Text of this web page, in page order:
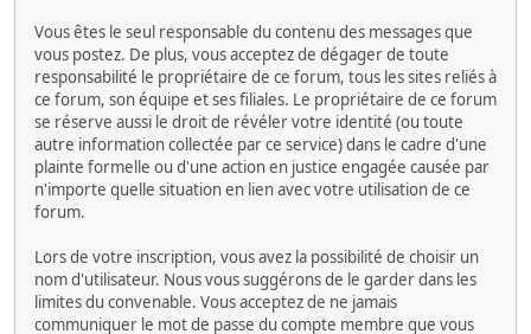
Vous êtes le seul responsable du contenu des messages que
vous postez. De plus, vous acceptez de dégager de toute
responsabilité le propriétaire de ce forum, tous les sites reliés à
ce forum, son équipe et ses filiales. Le propriétaire de ce forum
se réserve aussi le droit de révéler votre identité (ou toute
autre information collectée par ce service) dans le cadre d'une
plainte formelle ou d'une action en justice engagée causée par
n'importe quelle situation en lien avec votre utilisation de ce
forum.
Lors de votre inscription, vous avez la possibilité de choisir un
nom d'utilisateur. Nous vous suggérons de le garder dans les
limites du convenable. Vous acceptez de ne jamais
communiquer le mot de passe du compte membre que vous